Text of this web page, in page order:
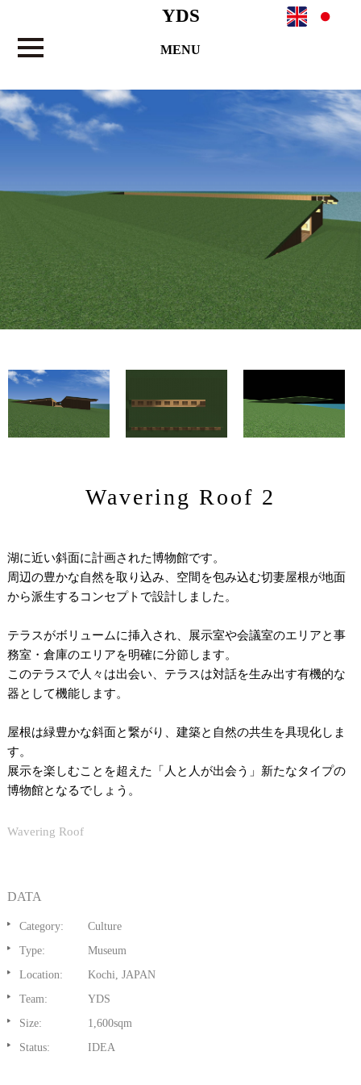
YDS
MENU
Wavering Roof 2
湖に近い斜面に計画された博物館です。
周辺の豊かな自然を取り込み、空間を包み込む切妻屋根が地面
から派生するコンセプトで設計しました。
テラスがボリュームに挿入され、展示室や会議室のエリアと事
務室・倉庫のエリアを明確に分節します。
このテラスで人々は出会い、テラスは対話を生み出す有機的な
器として機能します。
屋根は緑豊かな斜面と繋がり、建築と自然の共生を具現化しま
す。
展示を楽しむことを超えた「人と人が出会う」新たなタイプの
博物館となるでしょう。
Wavering Roof
DATA
Category:
Culture
Type:
Museum
Location:
Kochi, JAPAN
Team:
YDS
Size:
1,600sqm
Status:
IDEA